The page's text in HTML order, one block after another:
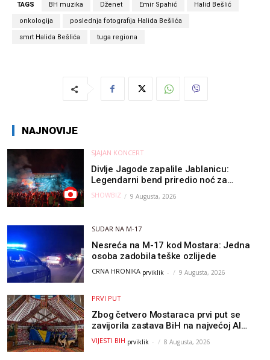
TAGS BH muzika Dženet Emir Spahić Halid Bešlić
onkologija poslednja fotografija Halida Bešlića
smrt Halida Bešlića tuga regiona
NAJNOVIJE
SJAJAN KONCERT
Divlje Jagode zapalile Jablanicu:
Legendarni bend priredio noć za
pamćenje
SHOWBIZ 9 Augusta, 2026
SUDAR NA M-17
Nesreća na M-17 kod Mostara: Jedna
osoba zadobila teške ozlijede
CRNA HRONIKA prviklik - 9 Augusta, 2026
PRVI PUT
Zbog četvero Mostaraca prvi put se
zavijorila zastava BiH na najvećoj AI
olimpijadi, a sada je njihov mentor
postao član komiteta Međunarodne
VIJESTI BIH prviklik - 8 Augusta, 2026